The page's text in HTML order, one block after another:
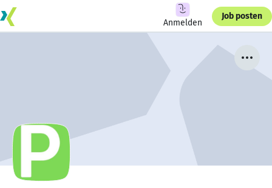
Anmelden
Job posten